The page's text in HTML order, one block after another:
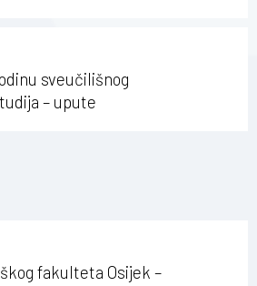
sveučilišnog
– upute
fakulteta Osijek –